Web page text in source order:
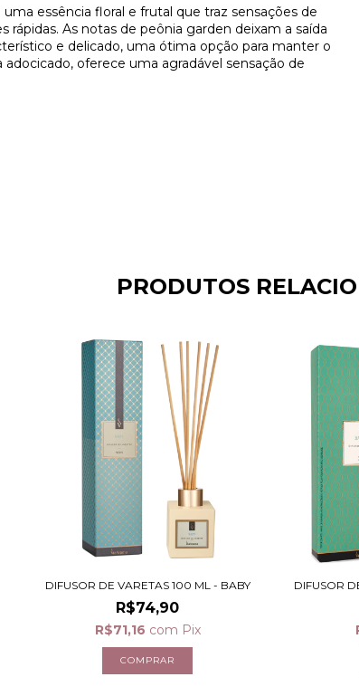
essência floral e frutal que traz sensações de
rápidas. As notas de peônia garden deixam a saída
e delicado, uma ótima opção para manter o
oferece uma agradável sensação de
PRODUTOS
DIFUSOR DE VARETAS 100 ML - BABY
R$74,90
R$71,16 com Pix
DIFUSOR